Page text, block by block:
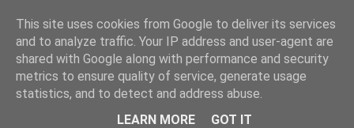
WWW.GAZISTI.RO
This site uses cookies from Google to deliver its services
and to analyze traffic. Your IP address and user-agent are
shared with Google along with performance and security
metrics to ensure quality of service, generate usage
statistics, and to detect and address abuse.
LEARN MORE
GOT IT